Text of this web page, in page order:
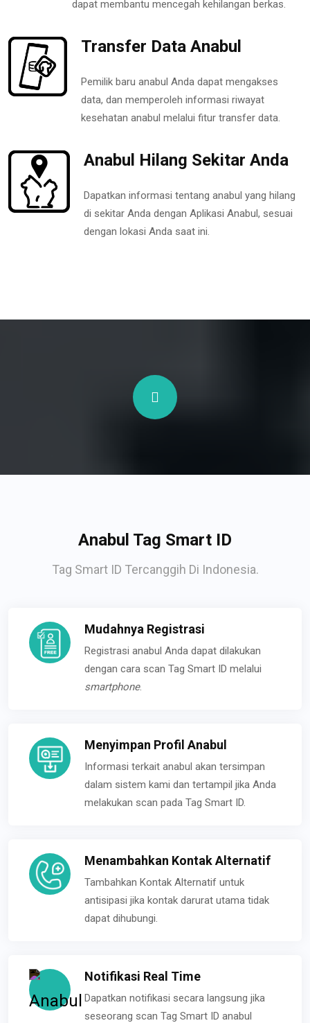
dapat membantu mencegah kehilangan berkas.
Transfer Data Anabul
Pemilik baru anabul Anda dapat mengakses
data, dan memperoleh informasi riwayat
kesehatan anabul melalui fitur transfer data.
Anabul Hilang Sekitar Anda
Dapatkan informasi tentang anabul yang hilang
di sekitar Anda dengan Aplikasi Anabul, sesuai
dengan lokasi Anda saat ini.
Anabul Tag Smart ID
Tag Smart ID Tercanggih Di Indonesia.
Mudahnya Registrasi
Registrasi anabul Anda dapat dilakukan
dengan cara scan Tag Smart ID melalui
smartphone.
Menyimpan Profil Anabul
Informasi terkait anabul akan tersimpan
dalam sistem kami dan tertampil jika Anda
melakukan scan pada Tag Smart ID.
Menambahkan Kontak Alternatif
Tambahkan Kontak Alternatif untuk
antisipasi jika kontak darurat utama tidak
dapat dihubungi.
Notifikasi Real Time
Dapatkan notifikasi secara langsung jika
seseorang scan Tag Smart ID anabul